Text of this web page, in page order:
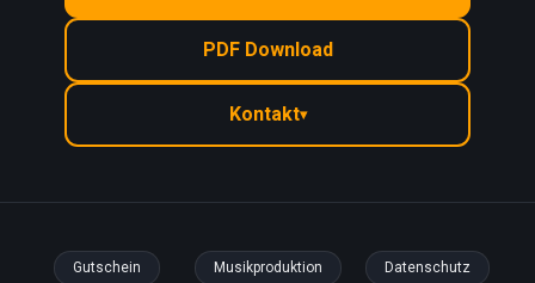
PDF Download
Kontakt▾
Gutschein Musikproduktion Datenschutz